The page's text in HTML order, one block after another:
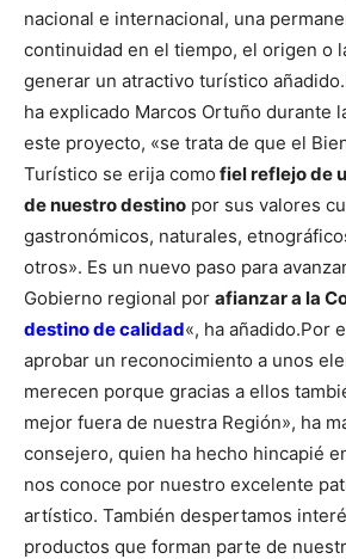
nacional e internacional, una
continuidad en el tiempo, el origen o
generar un atractivo turístico añadido.
ha explicado Marcos Ortuño durante
este proyecto, «se trata de que el
Turístico se erija como fiel reflejo de
de nuestro destino por sus valores
gastronómicos, naturales,
otros». Es un nuevo paso para
Gobierno regional por afianzar a la
destino de calidad«, ha añadido.Por
aprobar un reconocimiento a unos
merecen porque gracias a ellos
mejor fuera de nuestra Región», ha
consejero, quien ha hecho hincapié
nos conoce por nuestro excelente
artístico. También despertamos
productos que forman parte de